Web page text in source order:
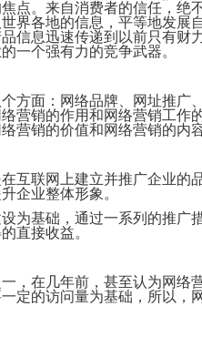
点。来自消费者的信任，
界各地的信息，平等地发
信息迅速传递到以前只有
一个强有力的竞争武器。
方面：网络品牌、网址推
营销的作用和网络营销工
营销的价值和网络营销的
互联网上建立并推广企业
企业整体形象。
为基础，通过一系列的推
直接收益。
，在几年前，甚至认为网
定的访问量为基础，所以，